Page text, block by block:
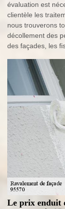
évaluation est
clientèle les
nous trouverons
décollement des
des façades, les
Le prix enduit